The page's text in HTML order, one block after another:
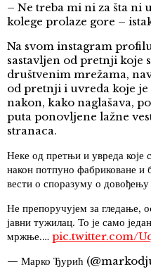
– Ne treba mi ni za šta ni
kolege prolaze gore –
Na svom instagram
sastavljen od pretnji koje
društvenim mrežama,
od pretnji i uvreda koje
nakon, kako naglašava,
puta ponovljene lažne
stranaca.
Неке од претњи и увреда које
након потпуно фабриковане и
вести о споразуму о довођењу
Не препоручујем за гледање,
јавни тужилац. То је само
мржње.… pic.twitter.com/
— Марко Ђурић